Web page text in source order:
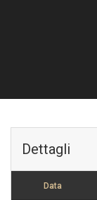
Dettagli
Data